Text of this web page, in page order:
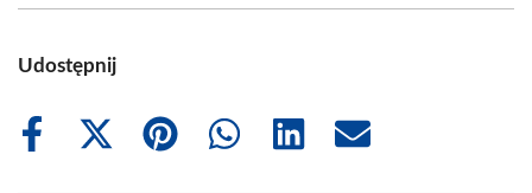
Udostępnij
Share
Share
Share
Share
Share
Share